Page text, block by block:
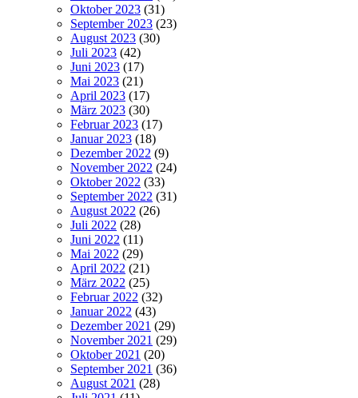
Oktober 2023 (31)
September 2023 (23)
August 2023 (30)
Juli 2023 (42)
Juni 2023 (17)
Mai 2023 (21)
April 2023 (17)
März 2023 (30)
Februar 2023 (17)
Januar 2023 (18)
Dezember 2022 (9)
November 2022 (24)
Oktober 2022 (33)
September 2022 (31)
August 2022 (26)
Juli 2022 (28)
Juni 2022 (11)
Mai 2022 (29)
April 2022 (21)
März 2022 (25)
Februar 2022 (32)
Januar 2022 (43)
Dezember 2021 (29)
November 2021 (29)
Oktober 2021 (20)
September 2021 (36)
August 2021 (28)